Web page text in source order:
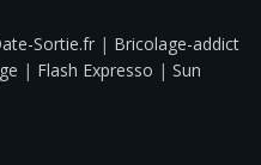
Sortie.fr | Bricolage-addict
| Flash Expresso | Sun